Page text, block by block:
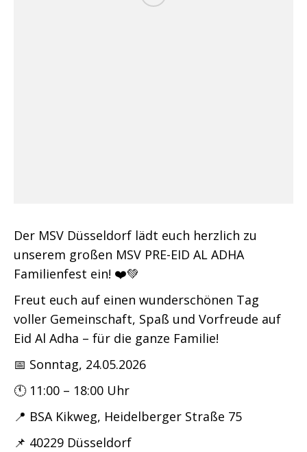
Der MSV Düsseldorf lädt euch herzlich zu
unserem großen MSV PRE-EID AL ADHA
Familienfest ein! ❤️💚
Freut euch auf einen wunderschönen Tag
voller Gemeinschaft, Spaß und Vorfreude auf
Eid Al Adha – für die ganze Familie!
📅 Sonntag, 24.05.2026
🕚 11:00 – 18:00 Uhr
📍 BSA Kikweg, Heidelberger Straße 75
📌 40229 Düsseldorf